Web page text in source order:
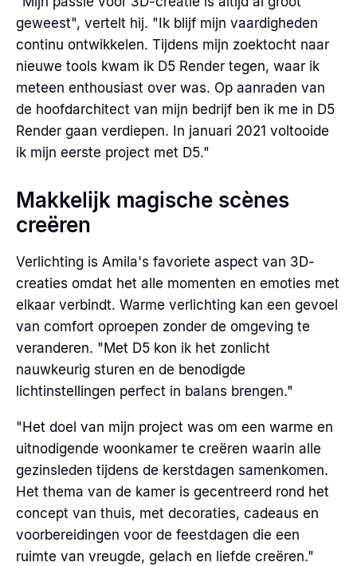
geweest", vertelt hij. "Ik blijf mijn vaardigheden
continu ontwikkelen. Tijdens mijn zoektocht naar
nieuwe tools kwam ik D5 Render tegen, waar ik
meteen enthousiast over was. Op aanraden van
de hoofdarchitect van mijn bedrijf ben ik me in D5
Render gaan verdiepen. In januari 2021 voltooide
ik mijn eerste project met D5."
Makkelijk magische scènes
creëren
Verlichting is Amila's favoriete aspect van 3D-
creaties omdat het alle momenten en emoties met
elkaar verbindt. Warme verlichting kan een gevoel
van comfort oproepen zonder de omgeving te
veranderen. "Met D5 kon ik het zonlicht
nauwkeurig sturen en de benodigde
lichtinstellingen perfect in balans brengen."
"Het doel van mijn project was om een warme en
uitnodigende woonkamer te creëren waarin alle
gezinsleden tijdens de kerstdagen samenkomen.
Het thema van de kamer is gecentreerd rond het
concept van thuis, met decoraties, cadeaus en
voorbereidingen voor de feestdagen die een
ruimte van vreugde, gelach en liefde creëren."